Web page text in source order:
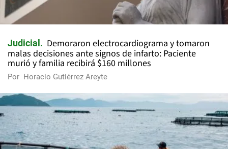
Judicial
Demoraron electrocardiograma y tomaron
malas decisiones ante signos de infarto: Paciente
murió y familia recibirá $160 millones
Por Horacio Gutiérrez Areyte